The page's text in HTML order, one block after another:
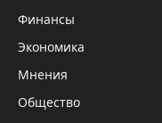
Финансы
Экономика
Мнения
Общество